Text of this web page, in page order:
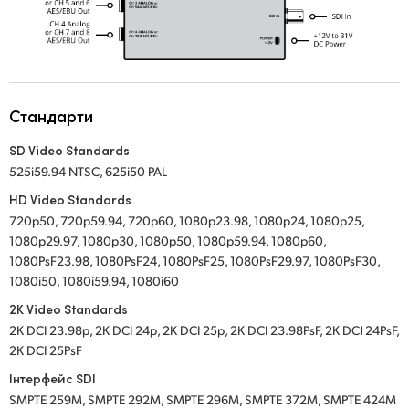
Стандарти
SD Video Standards
525i59.94 NTSC, 625i50 PAL
HD Video Standards
720p50, 720p59.94, 720p60, 1080p23.98, 1080p24, 1080p25,
1080p29.97, 1080p30, 1080p50, 1080p59.94, 1080p60,
1080PsF23.98, 1080PsF24, 1080PsF25, 1080PsF29.97, 1080PsF30,
1080i50, 1080i59.94, 1080i60
2K Video Standards
2K DCI 23.98p, 2K DCI 24p, 2K DCI 25p, 2K DCI 23.98PsF, 2K DCI 24PsF,
2K DCI 25PsF
Інтерфейс SDI
SMPTE 259M, SMPTE 292M, SMPTE 296M, SMPTE 372M, SMPTE 424M